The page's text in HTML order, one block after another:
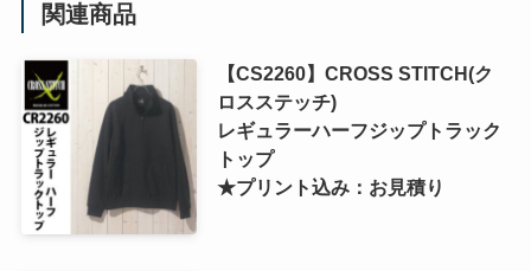
関連商品
【CS2260】CROSS STITCH(ク
ロスステッチ)
レギュラーハーフジップトラック
トップ
★プリント込み：お見積り